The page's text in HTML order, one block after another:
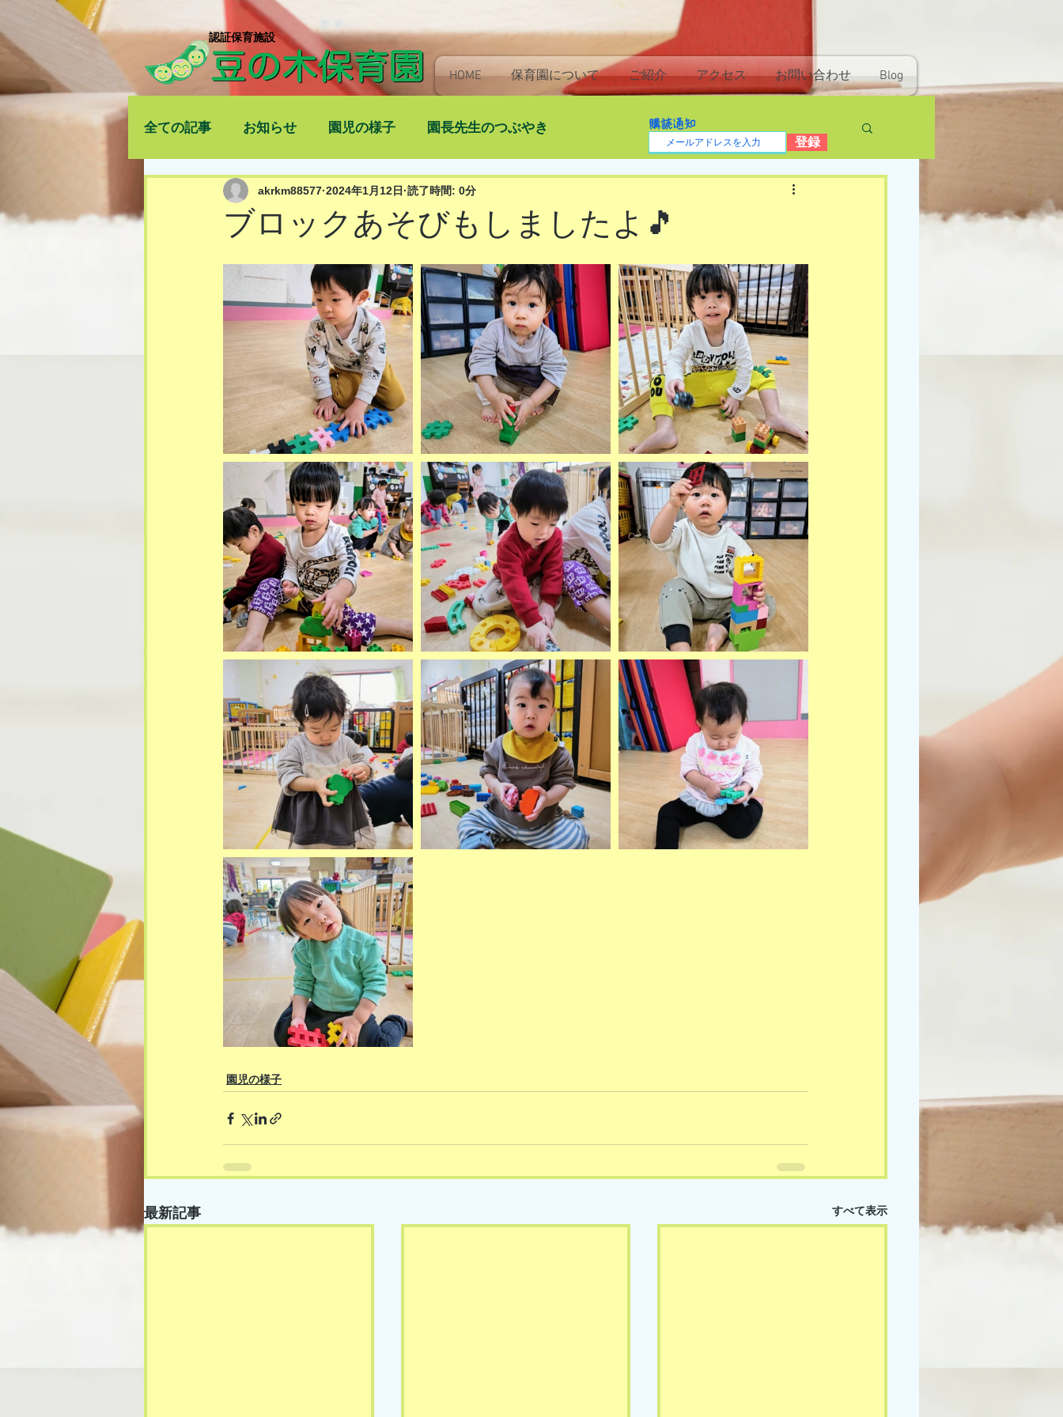
​認証保育施設
HOME 保育園について ご紹介 アクセス お問い合わせ Blog
全ての記事 お知らせ 園児の様子 園長先生のつぶやき
ブロックあそびもしましたよ🎵
akrkm88577 2024年1月12日 読了時間: 0分
園児の様子
最新記事 すべて表示
購読通知
登録